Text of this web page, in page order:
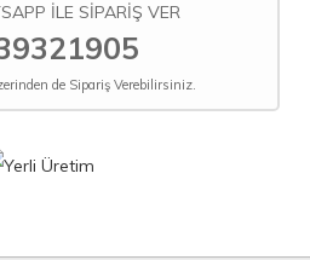
İLE SİPARİŞ VER
de Sipariş Verebilirsiniz.